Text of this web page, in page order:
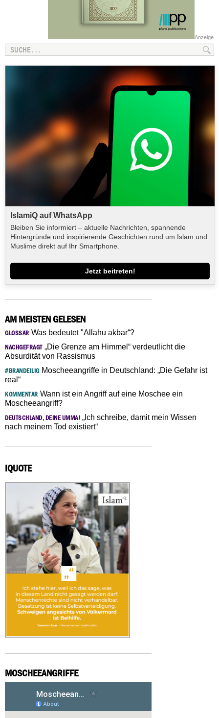
Anzeige
IslamiQ auf WhatsApp
Bleiben Sie informiert – aktuelle Nachrichten, spannende
Hintergründe und inspirierende Geschichten rund um Islam und
Muslime direkt auf Ihr Smartphone.
Jetzt beitreten!
AM MEISTEN GELESEN
GLOSSAR Was bedeutet "Allahu akbar“?
NACHGEFRAGT„Die Grenze am Himmel“ verdeutlicht die
Absurdität von Rassismus
#BRANDEILIGMoscheeangriffe in Deutschland: „Die Gefahr ist
real“
KOMMENTAR Wann ist ein Angriff auf eine Moschee ein
Moscheeangriff?
DEUTSCHLAND, DEINE UMMA! „Ich schreibe, damit mein Wissen
nach meinem Tod existiert“
IQUOTE
MOSCHEEANGRIFFE